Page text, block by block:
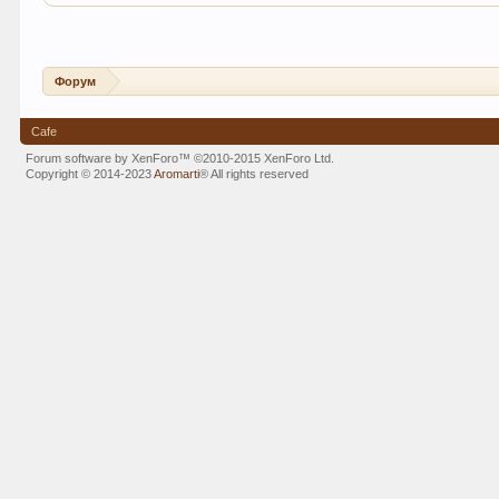
Форум
Cafe
Forum software by XenForo™©2010-2015 XenForo Ltd.
Copyright © 2014-2023Aromarti®All rights reserved